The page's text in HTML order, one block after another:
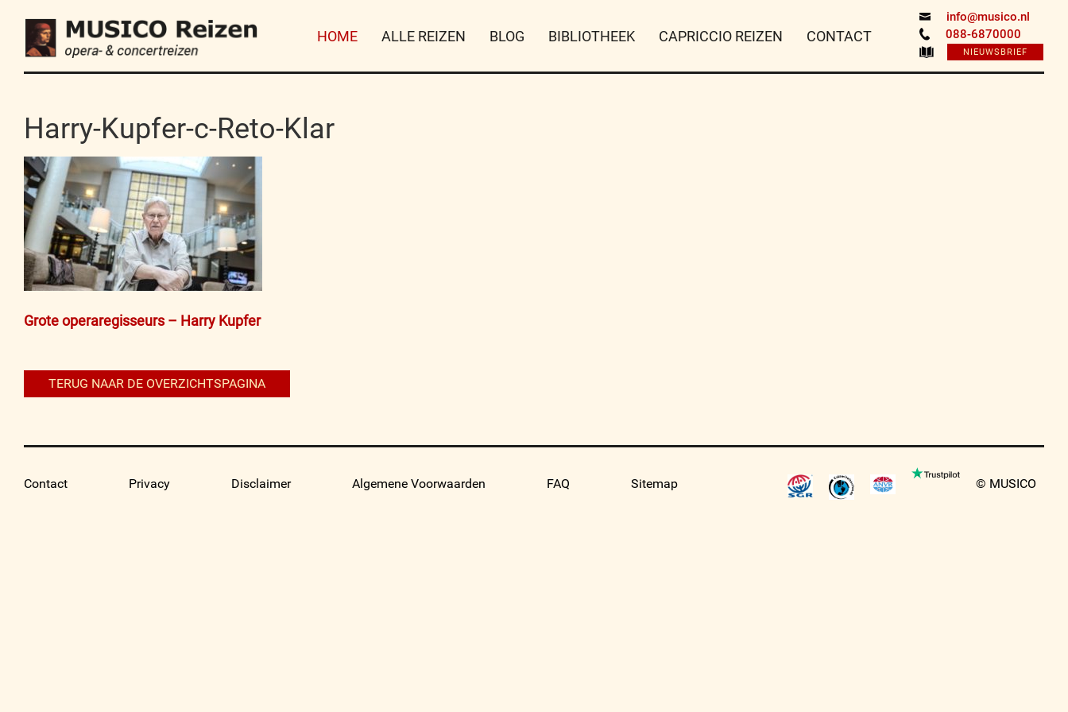
info@musico.nl
088-6870000
NIEUWSBRIEF
HOME ALLE REIZEN BLOG BIBLIOTHEEK CAPRICCIO REIZEN CONTACT
Harry-Kupfer-c-Reto-Klar
Bericht
Grote operaregisseurs – Harry Kupfer
TERUG NAAR DE OVERZICHTSPAGINA
Contact Privacy Disclaimer Algemene Voorwaarden FAQ Sitemap © MUSICO